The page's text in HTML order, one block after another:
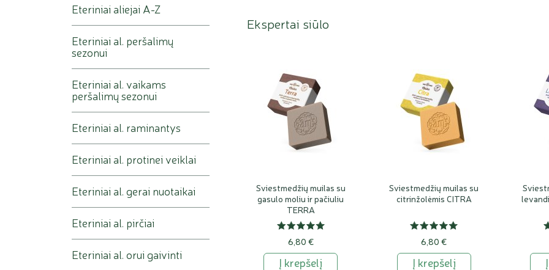
Ekspertai siūlo
Sviestmedžių muilas su
gasulo moliu ir pačiuliu
TERRA
6,80 €
Į krepšelį
Sviestmedžių muilas su
citrinžolėmis CITRA
6,80 €
Į krepšelį
Eteriniai aliejai A-Z
Eteriniai al. peršalimų
sezonui
Eteriniai al. vaikams
peršalimų sezonui
Eteriniai al. raminantys
Eteriniai al. protinei veiklai
Eteriniai al. gerai nuotaikai
Eteriniai al. pirčiai
Eteriniai al. orui gaivinti